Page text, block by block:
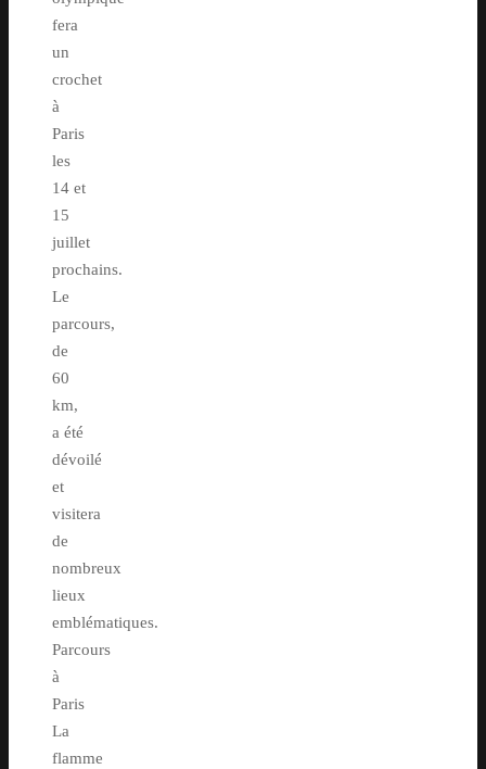
fera
un
crochet
à
Paris
les
14 et
15
juillet
prochains.
Le
parcours,
de
60
km,
a été
dévoilé
et
visitera
de
nombreux
lieux
emblématiques.
Parcours
à
Paris
La
flamme